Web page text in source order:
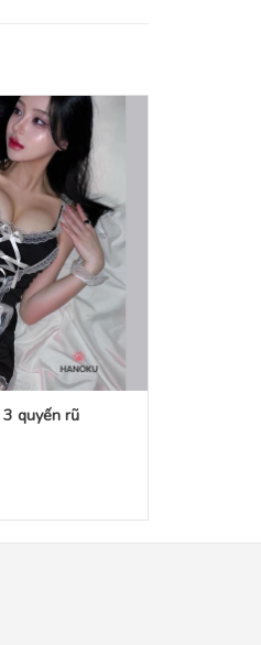
quyến rũ